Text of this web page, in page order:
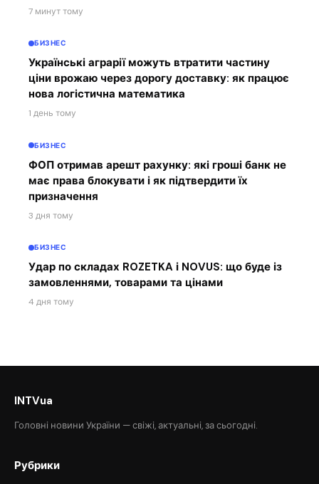
7 минут тому
БИЗНЕС
Українські аграрії можуть втратити частину
ціни врожаю через дорогу доставку: як працює
нова логістична математика
1 день тому
БИЗНЕС
ФОП отримав арешт рахунку: які гроші банк не
має права блокувати і як підтвердити їх
призначення
3 дня тому
БИЗНЕС
Удар по складах ROZETKA і NOVUS: що буде із
замовленнями, товарами та цінами
4 дня тому
INTVua
Головні новини України — свіжі, актуальні, за сьогодні.
Рубрики